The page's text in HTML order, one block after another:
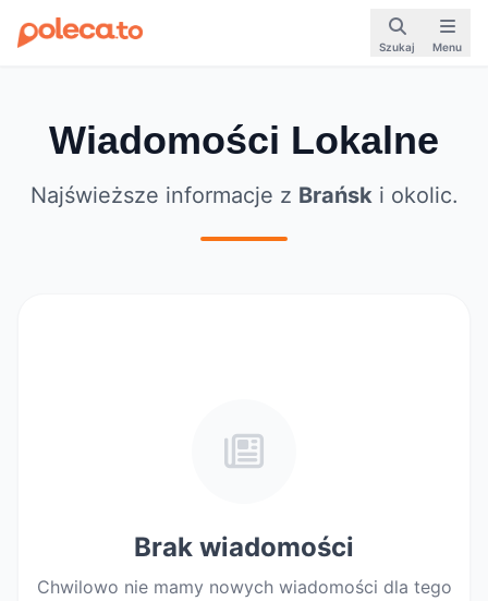
Szukaj Menu
Wiadomości Lokalne
Najświeższe informacje z Brański okolic.
Brak wiadomości
Chwilowo nie mamy nowych wiadomości dla tego